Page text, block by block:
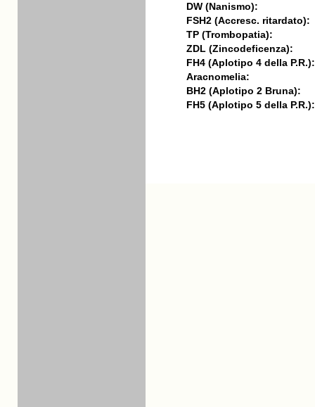
DW (Nanismo):
FSH2 (Accresc. ritardato):
TP (Trombopatia):
ZDL (Zincodeficenza):
FH4 (Aplotipo 4 della P.R.):
Aracnomelia:
BH2 (Aplotipo 2 Bruna):
FH5 (Aplotipo 5 della P.R.):